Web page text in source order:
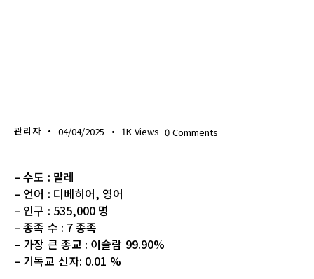
관리자 04/04/2025 1K Views 0 Comments
– 수도 : 말레
– 언어 : 디베히어, 영어
– 인구 : 535,000 명
– 종족 수 : 7 종족
– 가장 큰 종교 : 이슬람 99.90%
– 기독교 신자: 0.01 %